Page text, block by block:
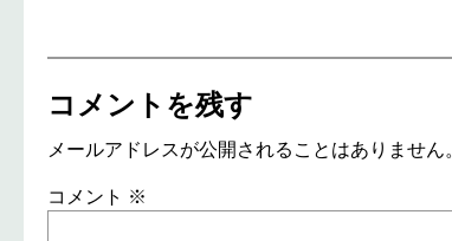
コメントを残す
メールアドレスが公開されることはありません。
コメント ※